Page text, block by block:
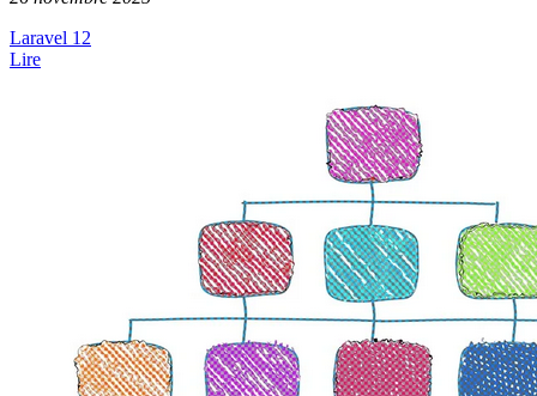
Laravel 12
Lire